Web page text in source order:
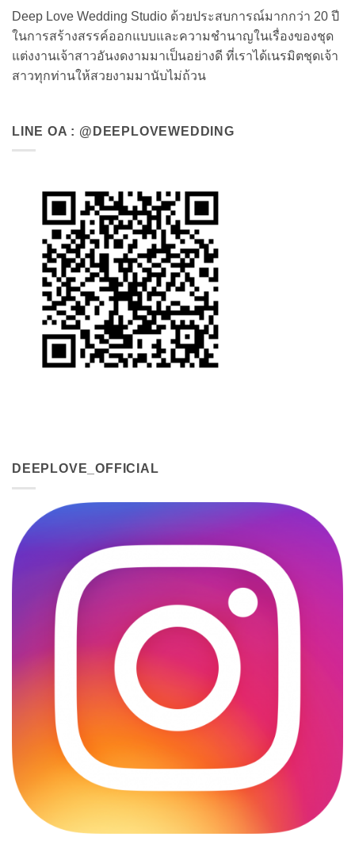
Deep Love Wedding Studio ด้วยประสบการณ์มากกว่า 20 ปี
ในการสร้างสรรค์ออกแบบและความชำนาญในเรื่องของชุด
แต่งงานเจ้าสาวอันงดงามมาเป็นอย่างดี ที่เราได้เนรมิตชุดเจ้า
สาวทุกท่านให้สวยงามมานับไม่ถ้วน
LINE OA : @DEEPLOVEWEDDING
DEEPLOVE_OFFICIAL